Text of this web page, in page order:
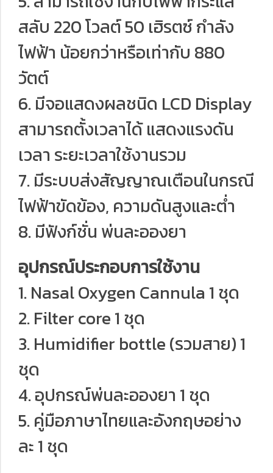
สลับ 220 โวลต์ 50 เฮิรตซ์ กำลัง
ไฟฟ้า น้อยกว่าหรือเท่ากับ 880
วัตต์
6. มีจอแสดงผลชนิด LCD Display
สามารถตั้งเวลาได้ แสดงแรงดัน
เวลา ระยะเวลาใช้งานรวม
7. มีระบบส่งสัญญาณเตือนในกรณี
ไฟฟ้าขัดข้อง, ความดันสูงและต่ำ
8. มีฟังก์ชั่น พ่นละอองยา
อุปกรณ์ประกอบการใช้งาน
1. Nasal Oxygen Cannula 1 ชุด
2. Filter core 1 ชุด
3. Humidifier bottle (รวมสาย) 1
ชุด
4. อุปกรณ์พ่นละอองยา 1 ชุด
5. คู่มือภาษาไทยและอังกฤษอย่าง
ละ 1 ชุด